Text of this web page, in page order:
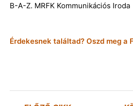
B-A-Z. MRFK Kommunikációs Iroda
Érdekesnek találtad? Oszd meg a